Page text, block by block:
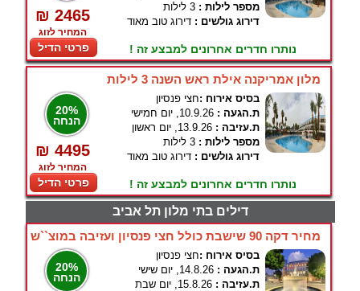
₪ 2465
המחיר לזוג
פרטי הדיל
מספר לילות : 3 לילות
דירוג גולשים : דירוג טוב מאוד
נותרו חדרים אחרונים למבצע זה !
מלון אמריקנה אילת ראש השנה 3 לילות
20%
הנחה
₪ 4495
המחיר לזוג
פרטי הדיל
בסיס אירוח :חצי פנסיון
ת.הגעה : 10.9.26, יום חמישי
ת.עזיבה : 13.9.26, יום ראשון
מספר לילות : 3 לילות
דירוג גולשים : דירוג טוב מאוד
נותרו חדרים אחרונים למבצע זה !
דילים בתי מלון תל אביב
מחיר דקה 90 שישבת כולל חצי פנסיון ועזיבה במוצ``ש
20%
הנחה
בסיס אירוח :חצי פנסיון
ת.הגעה : 14.8.26, יום שישי
ת.עזיבה : 15.8.26, יום שבת